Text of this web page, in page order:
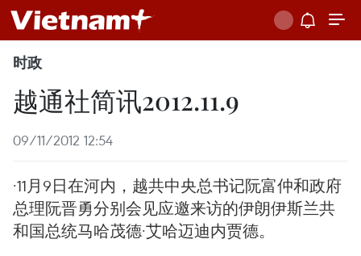
时政
越通社简讯2012.11.9
09/11/2012 12:54
·11月9日在河内，越共中央总书记阮富仲和政府
总理阮晋勇分别会见应邀来访的伊朗伊斯兰共
和国总统马哈茂德·艾哈迈迪内贾德。